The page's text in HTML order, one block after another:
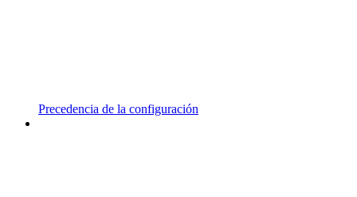
Precedencia de la configuración